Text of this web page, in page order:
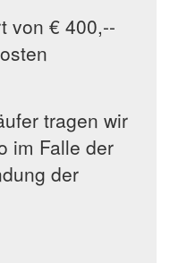
von € 400,--
tragen wir
im Falle der
der